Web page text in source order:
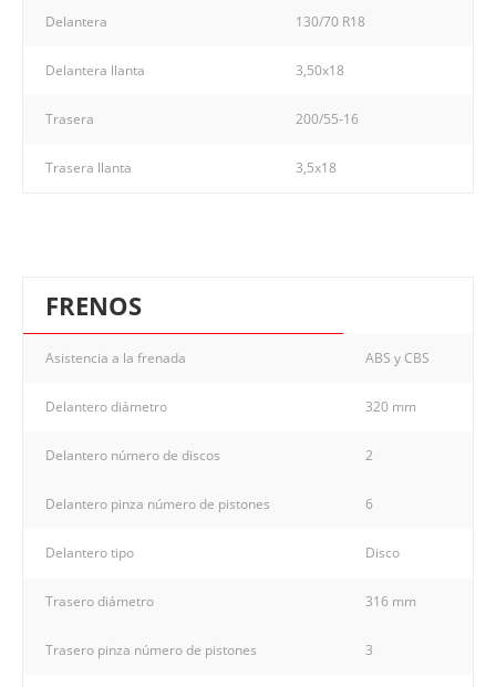
Delantera 130/70 R18
Delantera llanta 3,50x18
Trasera 200/55-16
Trasera llanta 3,5x18
FRENOS
Asistencia a la frenada ABS y CBS
Delantero diámetro 320 mm
Delantero número de discos 2
Delantero pinza número de pistones 6
Delantero tipo Disco
Trasero diámetro 316 mm
Trasero pinza número de pistones 3